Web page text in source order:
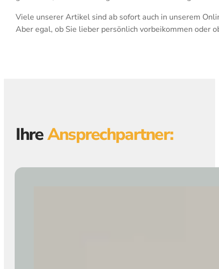
Viele unserer Artikel sind ab sofort auch in unserem
Aber egal, ob Sie lieber persönlich vorbeikommen oder
IhreAnsprechpartner: